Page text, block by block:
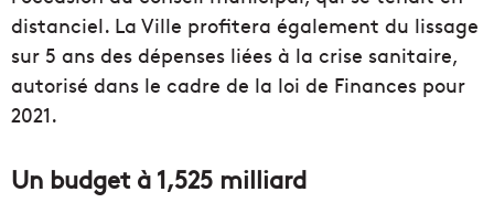
distanciel. La Ville profitera également du lissage
sur 5 ans des dépenses liées à la crise sanitaire,
autorisé dans le cadre de la loi de Finances pour
2021.
Un budget à 1,525 milliard